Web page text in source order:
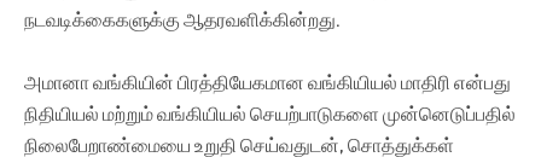
நடவடிக்கைகளுக்கு ஆதரவளிக்கின்றது.
அமானா வங்கியின் பிரத்தியேகமான வங்கியியல் மாதிரி என்பது
நிதியியல் மற்றும் வங்கியியல் செயற்பாடுகளை முன்னெடுப்பதில்
நிலைபேறாண்மையை உறுதி செய்வதுடன், சொத்துக்கள்